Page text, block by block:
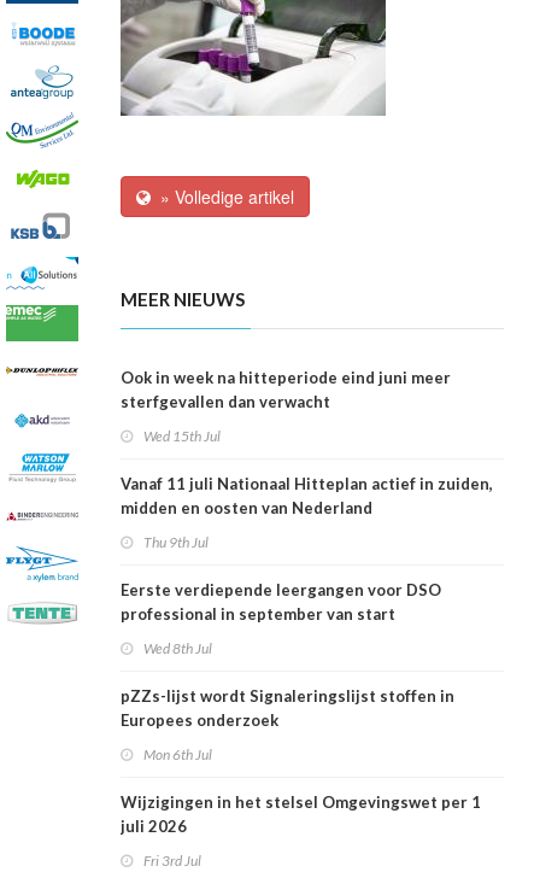
» Volledige artikel
MEER NIEUWS
Ook in week na hitteperiode eind juni meer
sterfgevallen dan verwacht
Wed 15th Jul
Vanaf 11 juli Nationaal Hitteplan actief in zuiden,
midden en oosten van Nederland
Thu 9th Jul
Eerste verdiepende leergangen voor DSO
professional in september van start
Wed 8th Jul
pZZs-lijst wordt Signaleringslijst stoffen in
Europees onderzoek
Mon 6th Jul
Wijzigingen in het stelsel Omgevingswet per 1
juli 2026
Fri 3rd Jul